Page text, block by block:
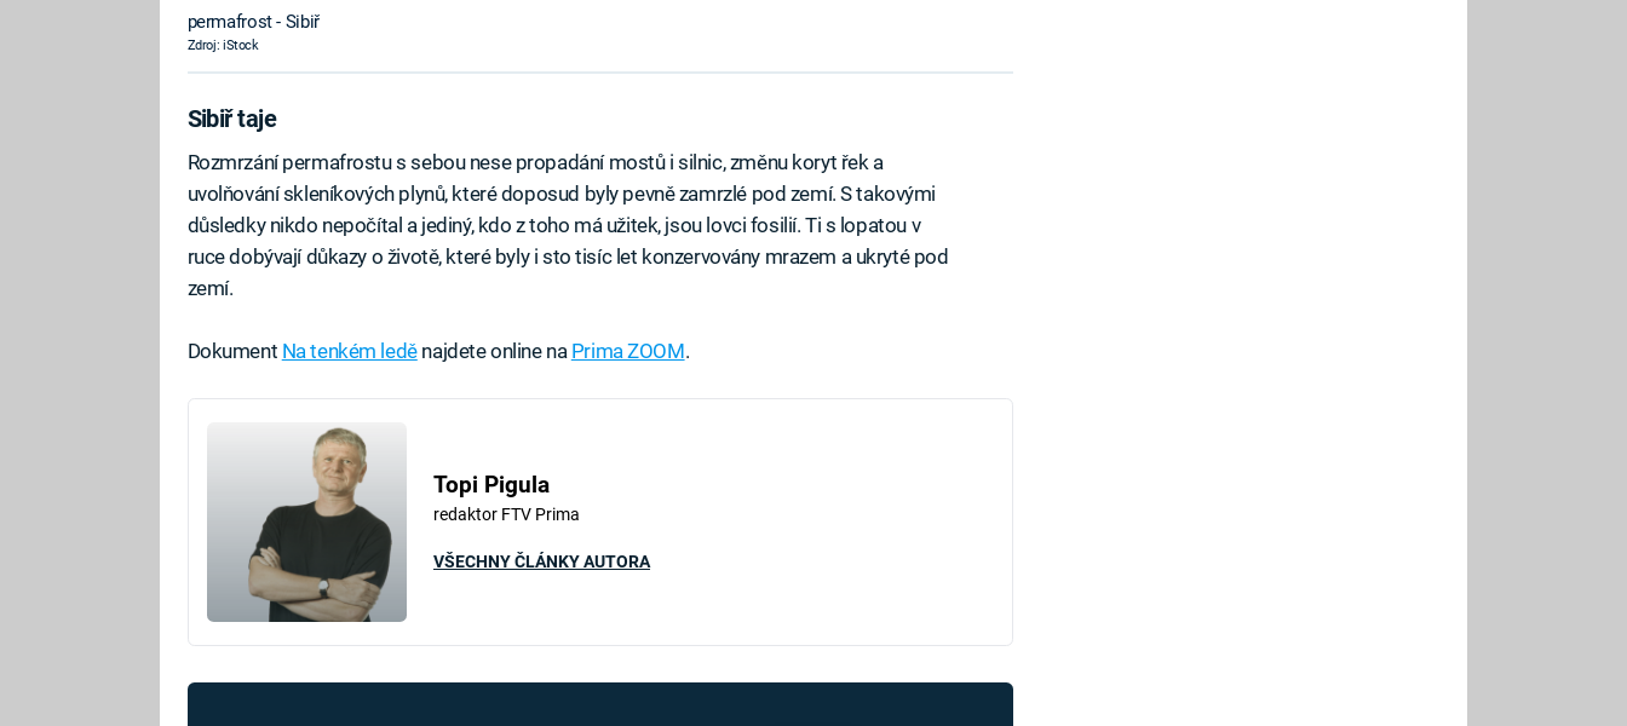
permafrost - Sibiř
Zdroj: iStock
Sibiř taje
Rozmrzání permafrostu s sebou nese propadání mostů i silnic, změnu koryt řek a
uvolňování skleníkových plynů, které doposud byly pevně zamrzlé pod zemí. S takovými
důsledky nikdo nepočítal a jediný, kdo z toho má užitek, jsou lovci fosilií. Ti s lopatou v
ruce dobývají důkazy o životě, které byly i sto tisíc let konzervovány mrazem a ukryté pod
zemí.
Dokument Na tenkém leděnajdete online na Prima ZOOM.
Topi Pigula
redaktor FTV Prima
VŠECHNY ČLÁNKY AUTORA